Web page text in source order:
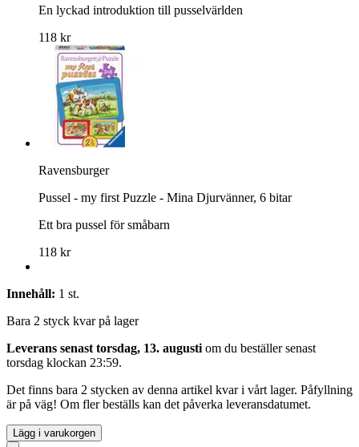
En lyckad introduktion till pusselvärlden
118 kr
Ravensburger
Pussel - my first Puzzle - Mina Djurvänner, 6 bitar
Ett bra pussel för småbarn
118 kr
Innehåll: 1 st.
Bara 2 styck kvar på lager
Leverans senast torsdag, 13. augusti om du beställer senast
torsdag klockan 23:59.
Det finns bara 2 stycken av denna artikel kvar i vårt lager. Påfyllning
är på väg! Om fler beställs kan det påverka leveransdatumet.
Lägg i varukorgen